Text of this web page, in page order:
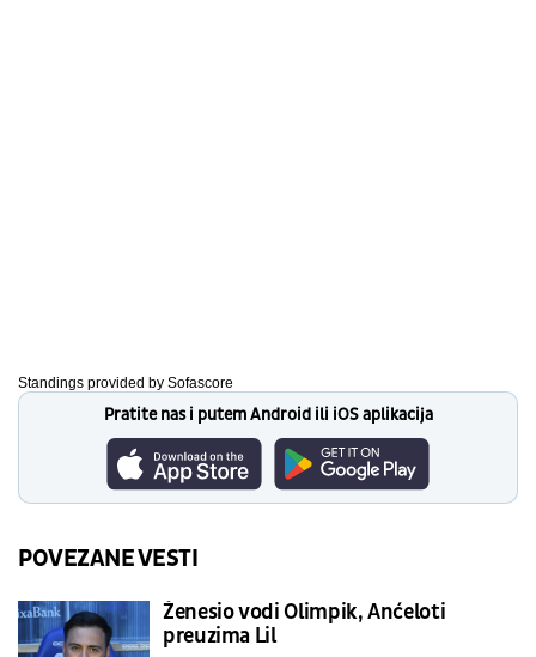
Standings provided by Sofascore
Pratite nas i putem Android ili iOS aplikacija
POVEZANE VESTI
Ženesio vodi Olimpik, Anćeloti
preuzima Lil